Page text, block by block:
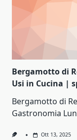
Bergamotto di
Usi in Cucina |
Bergamotto di
Gastronomia
Ott 13, 2025